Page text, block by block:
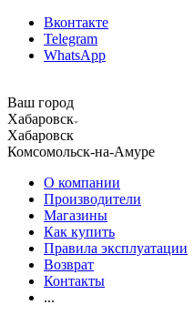
Вконтакте
Telegram
WhatsApp
Ваш город
Хабаровск
Хабаровск
Комсомольск-на-Амуре
О компании
Производители
Магазины
Как купить
Правила эксплуатации
Возврат
Контакты
...